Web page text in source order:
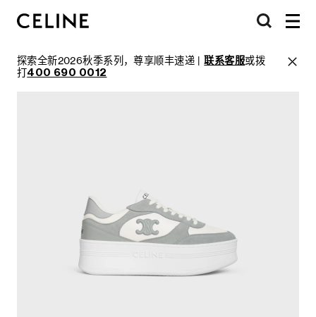
探索全新2026秋季系列，尊享顺丰速递 |联系客服或拨
打400 690 0012